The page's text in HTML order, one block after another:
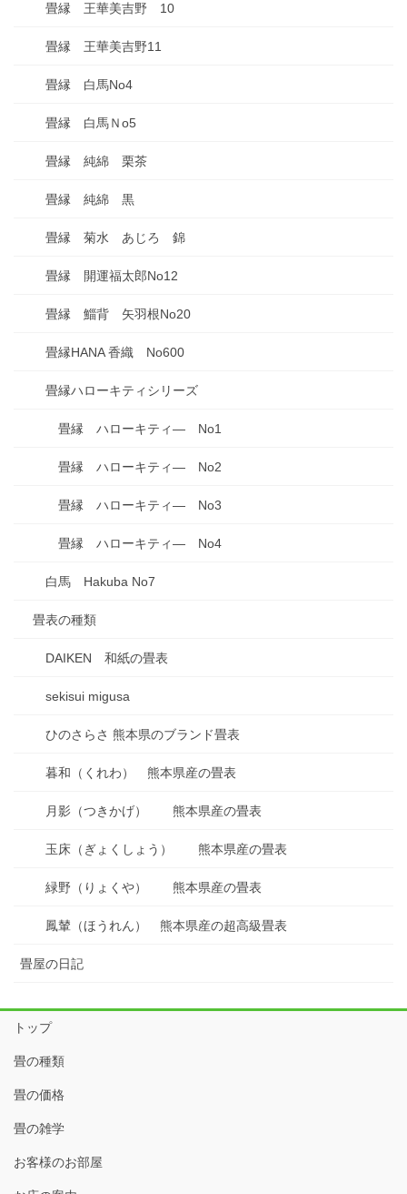
畳縁 王華美吉野 10
畳縁 王華美吉野11
畳縁 白馬No4
畳縁 白馬Ｎo5
畳縁 純綿 栗茶
畳縁 純綿 黒
畳縁 菊水 あじろ 錦
畳縁 開運福太郎No12
畳縁 鯔背 矢羽根No20
畳縁HANA 香織 No600
畳縁ハローキティシリーズ
畳縁 ハローキティ― No1
畳縁 ハローキティ― No2
畳縁 ハローキティ― No3
畳縁 ハローキティ― No4
白馬 Hakuba No7
畳表の種類
DAIKEN 和紙の畳表
sekisui migusa
ひのさらさ 熊本県のブランド畳表
暮和（くれわ） 熊本県産の畳表
月影（つきかげ） 熊本県産の畳表
玉床（ぎょくしょう） 熊本県産の畳表
緑野（りょくや） 熊本県産の畳表
鳳輦（ほうれん） 熊本県産の超高級畳表
畳屋の日記
トップ
畳の種類
畳の価格
畳の雑学
お客様のお部屋